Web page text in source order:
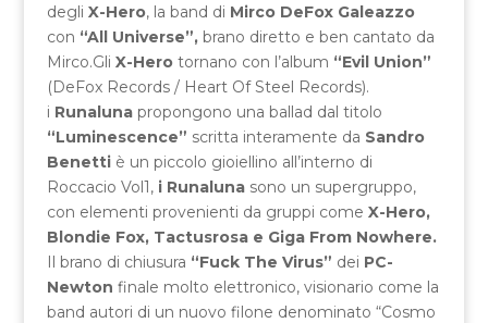
degli X-Hero, la band di Mirco DeFox Galeazzo
con “All Universe”,brano diretto e ben cantato da
Mirco.Gli X-Hero tornano con l’album “Evil Union”
(DeFox Records / Heart Of Steel Records).
i Runalunapropongono una ballad dal titolo
“Luminescence” scritta interamente da Sandro
Benettiè un piccolo gioiellino all’interno di
Roccacio Vol1, i Runalunasono un supergruppo,
con elementi provenienti da gruppi come X-Hero,
Blondie Fox, Tactusrosa e Giga From Nowhere.
Il brano di chiusura “Fuck The Virus” dei PC-
Newton finale molto elettronico, visionario come la
band autori di un nuovo filone denominato “Cosmo